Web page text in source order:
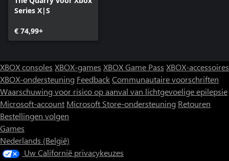
Series X|S
€ 74,99+
XBOX consoles XBOX-games XBOX Game Pass XBOX-accessoires
XBOX-ondersteuning FeedbackCommunautaire voorschriften
Waarschuwing voor risico op aanval van lichtgevoelige epilepsie
Microsoft-account Microsoft Store-ondersteuning Retouren
Bestellingen volgen
Games
Nederlands (België)
Uw Californië privacykeuzes